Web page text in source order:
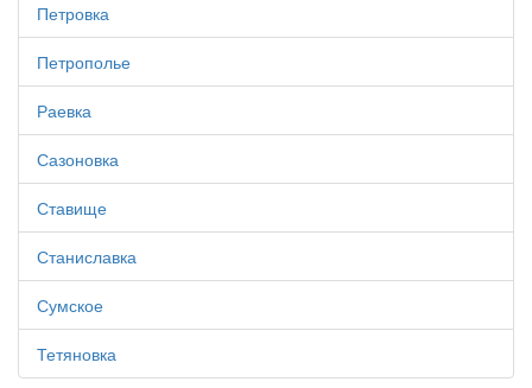
Петровка
Петрополье
Раевка
Сазоновка
Ставище
Станиславка
Сумское
Тетяновка